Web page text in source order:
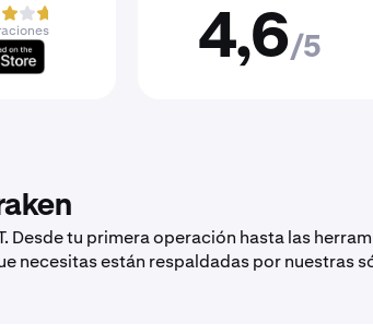
4,6/5
Desde tu primera operación hasta las
necesitas están respaldadas por nuestras